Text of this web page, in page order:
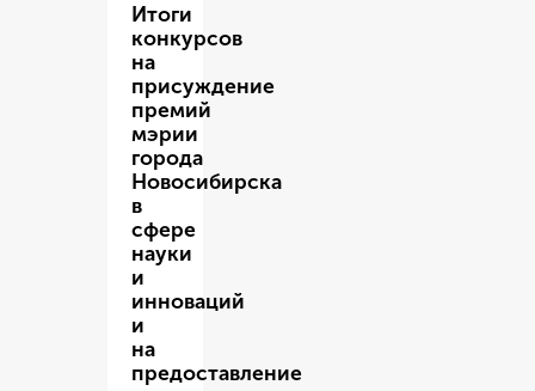
Итоги
конкурсов
на
присуждение
премий
мэрии
города
Новосибирска
в
сфере
науки
и
инноваций
и
на
предоставление